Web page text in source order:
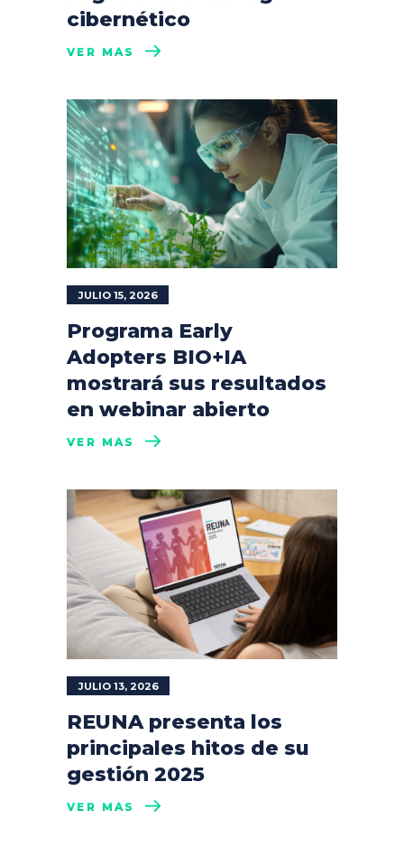
cibernético
VER MÁS
JULIO 15, 2026
Programa Early
Adopters BIO+IA
mostrará sus resultados
en webinar abierto
VER MÁS
JULIO 13, 2026
REUNA presenta los
principales hitos de su
gestión 2025
VER MÁS